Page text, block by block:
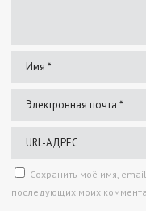
Сохранить моё имя,
последующих моих